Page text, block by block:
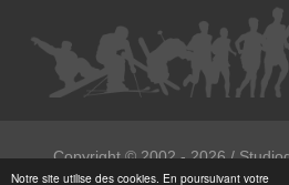
Notre site utilise des cookies. En poursuivant votre
Copyright ©2002 - 2026/